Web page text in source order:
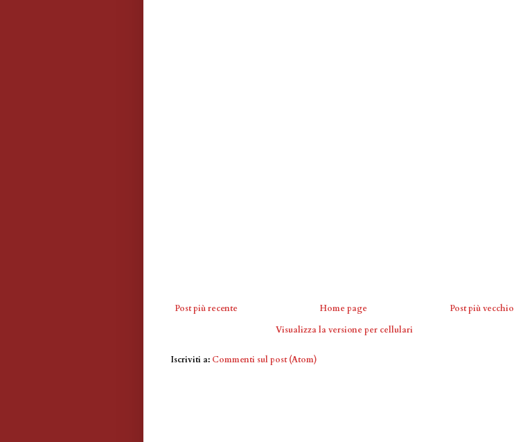
Post più recente Post più vecchio
Home page
Visualizza la versione per cellulari
Iscriviti a: Commenti sul post (Atom)